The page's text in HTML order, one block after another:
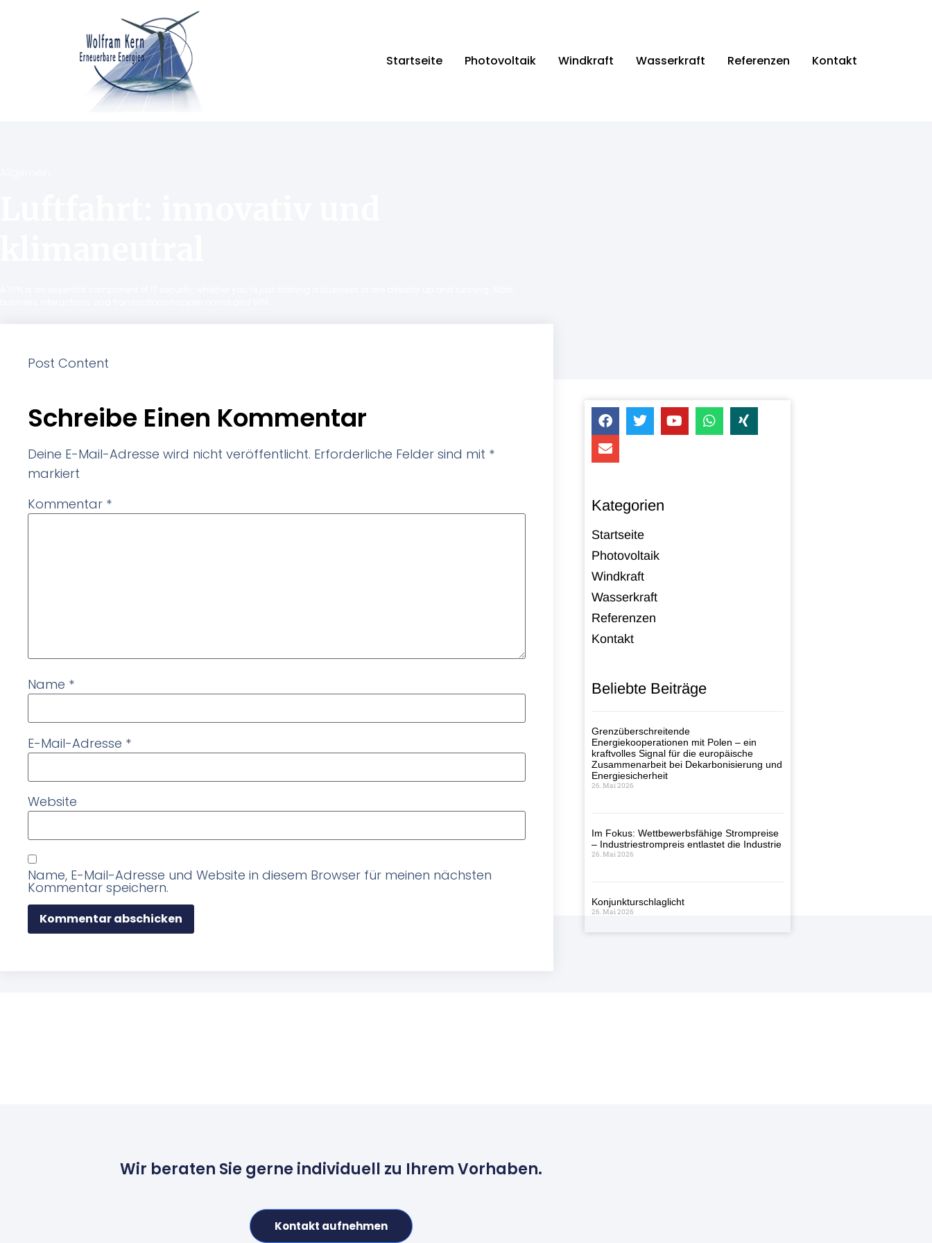
Startseite Photovoltaik Windkraft Wasserkraft Referenzen Kontakt
Post Content
Schreibe Einen Kommentar
Deine E-Mail-Adresse wird nicht veröffentlicht. Erforderliche Felder sind mit *
markiert
Kommentar *
Name *
E-Mail-Adresse *
Website
Name, E-Mail-Adresse und Website in diesem Browser für meinen nächsten
Kommentar speichern.
Kategorien
Startseite
Photovoltaik
Windkraft
Wasserkraft
Referenzen
Kontakt
Beliebte Beiträge
Grenzüberschreitende
Energiekooperationen mit Polen – ein
kraftvolles Signal für die europäische
Zusammenarbeit bei Dekarbonisierung und
Energiesicherheit
26. Mai 2026
Im Fokus: Wettbewerbsfähige Strompreise
– Industriestrompreis entlastet die Industrie
26. Mai 2026
Konjunkturschlaglicht
26. Mai 2026
Wir beraten Sie gerne individuell zu Ihrem Vorhaben.
Kontakt aufnehmen